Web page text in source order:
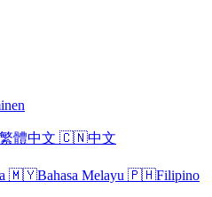
繁體中文 🇨🇳中文
🇲🇾Bahasa Melayu 🇵🇭Filipino